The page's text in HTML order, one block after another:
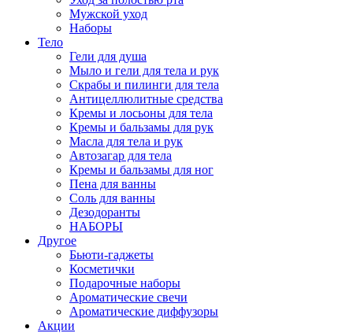
Мужской уход
Наборы
Тело
Гели для душа
Мыло и гели для тела и рук
Скрабы и пилинги для тела
Антицеллюлитные средства
Кремы и лосьоны для тела
Кремы и бальзамы для рук
Масла для тела и рук
Автозагар для тела
Кремы и бальзамы для ног
Пена для ванны
Соль для ванны
Дезодоранты
НАБОРЫ
Другое
Бьюти-гаджеты
Косметички
Подарочные наборы
Ароматические свечи
Ароматические диффузоры
Акции